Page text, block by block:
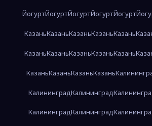
ЙогуртЙогуртЙогуртЙогуртЙогурт
КазаньКазаньКазаньКазаньКазань
КазаньКазаньКазаньКазаньКазань
КазаньКазаньКазаньКазань
КалининградКалининград
КалининградКалининград